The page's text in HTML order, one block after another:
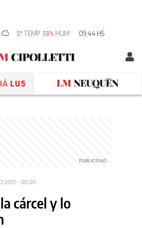
5°TEMP 58% HUM 09:44 HS
LU5
2013 - 00:00
cárcel y lo